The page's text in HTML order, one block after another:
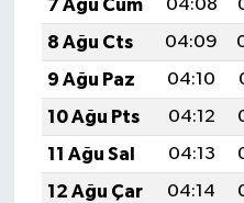
7 Ağu Cum
04:08
8 Ağu Cts
04:09
9 Ağu Paz
04:10
10 Ağu Pts
04:12
11 Ağu Sal
04:13
12 Ağu Çar
04:14